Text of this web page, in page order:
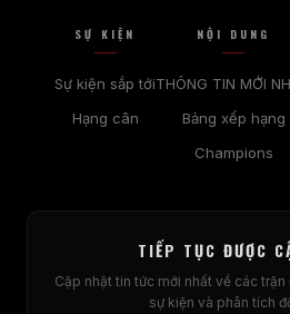
SỰ KIỆN
Sự kiện sắp tới
Hạng cân
NỘI DUNG
THÔNG TIN MỚI
Bảng xếp hạng
Champions
TIẾP TỤC ĐƯỢC
Cập nhật tin tức mới nhất về các
sự kiện và phân tích